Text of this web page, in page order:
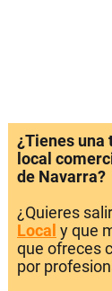
¿Tienes una
local
de Navarra?
¿Quieres
Local y que
que ofreces
por